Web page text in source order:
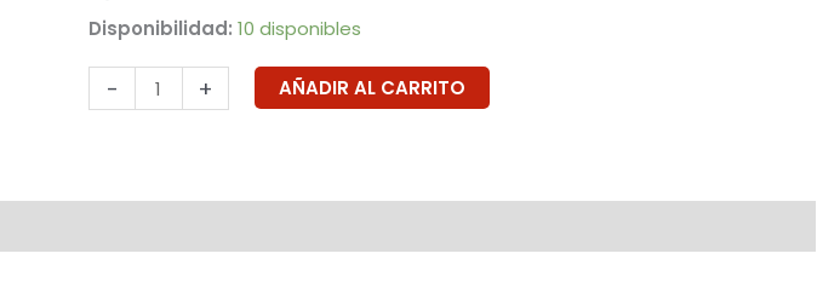
Disponibilidad: 10 disponibles
- + AÑADIR AL CARRITO